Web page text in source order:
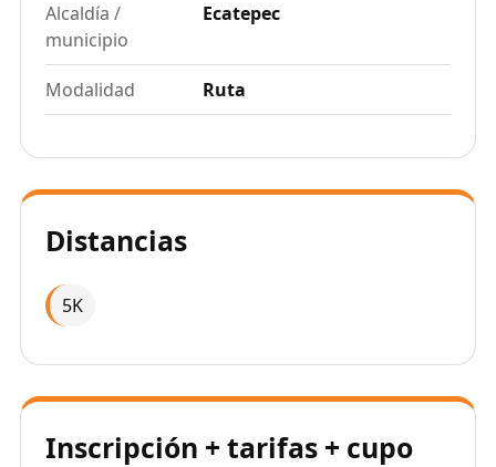
Alcaldía /
municipio
Ecatepec
Modalidad Ruta
Distancias
5K
Inscripción + tarifas + cupo